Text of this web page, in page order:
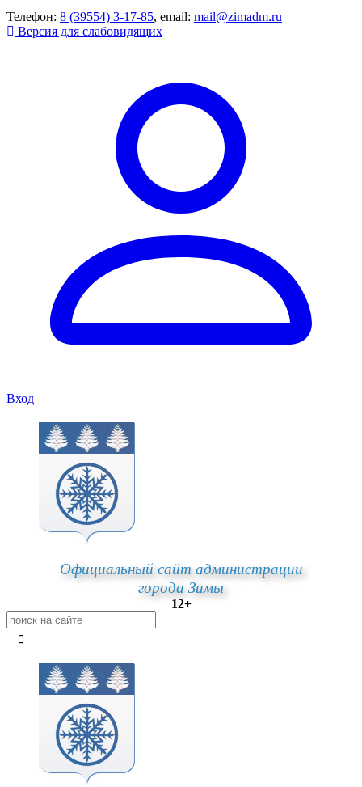
Телефон: 8 (39554) 3-17-85, email: mail@zimadm.ru
Версия для слабовидящих
Вход
Официальный сайт администрации
города Зимы
12+